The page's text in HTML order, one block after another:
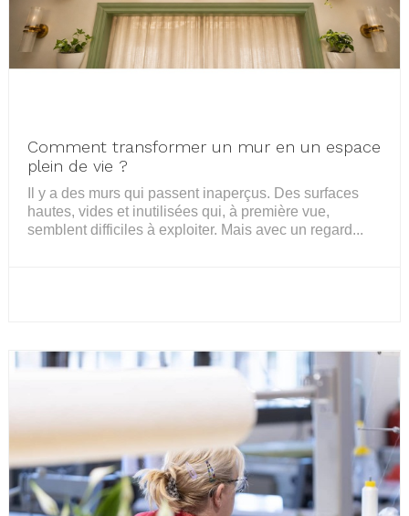
Comment transformer un mur en un espace
plein de vie ?
Il y a des murs qui passent inaperçus. Des surfaces
hautes, vides et inutilisées qui, à première vue,
semblent difficiles à exploiter. Mais avec un regard...